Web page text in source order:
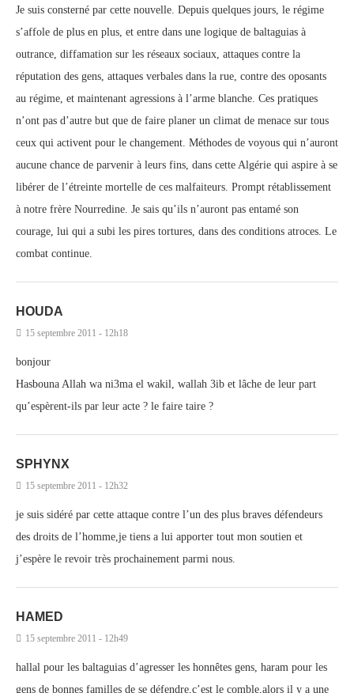
Je suis consterné par cette nouvelle. Depuis quelques jours, le régime
s’affole de plus en plus, et entre dans une logique de baltaguias à
outrance, diffamation sur les réseaux sociaux, attaques contre la
réputation des gens, attaques verbales dans la rue, contre des oposants
au régime, et maintenant agressions à l’arme blanche. Ces pratiques
n’ont pas d’autre but que de faire planer un climat de menace sur tous
ceux qui activent pour le changement. Méthodes de voyous qui n’auront
aucune chance de parvenir à leurs fins, dans cette Algérie qui aspire à se
libérer de l’étreinte mortelle de ces malfaiteurs. Prompt rétablissement
à notre frère Nourredine. Je sais qu’ils n’auront pas entamé son
courage, lui qui a subi les pires tortures, dans des conditions atroces. Le
combat continue.
HOUDA
15 septembre 2011 - 12h18
bonjour
Hasbouna Allah wa ni3ma el wakil, wallah 3ib et lâche de leur part
qu’espèrent-ils par leur acte ? le faire taire ?
SPHYNX
15 septembre 2011 - 12h32
je suis sidéré par cette attaque contre l’un des plus braves défendeurs
des droits de l’homme,je tiens a lui apporter tout mon soutien et
j’espère le revoir très prochainement parmi nous.
HAMED
15 septembre 2011 - 12h49
hallal pour les baltaguias d’agresser les honnêtes gens, haram pour les
gens de bonnes familles de se défendre,c’est le comble,alors il y a une